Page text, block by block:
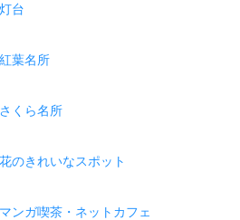
台
葉名所
くら名所
のきれいなスポット
ンガ喫茶・ネットカフェ